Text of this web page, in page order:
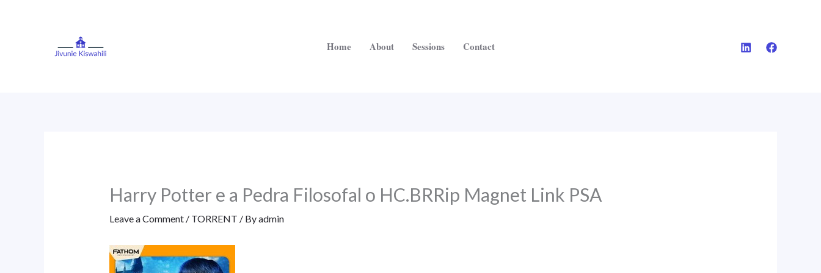
Home About Sessions Contact
Harry Potter e a Pedra Filosofal o HC.BRRip Magnet Link PSA
Leave a Comment / TORRENT / Byadmin